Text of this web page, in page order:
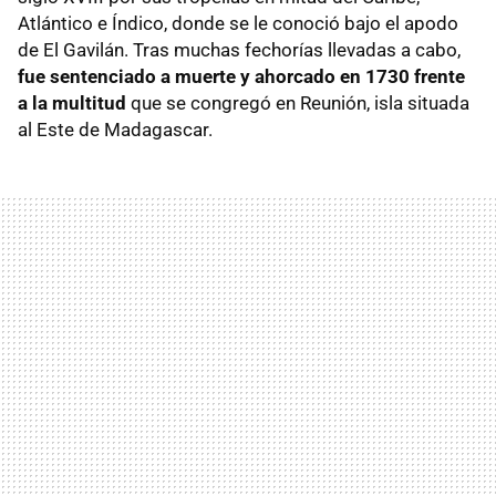
Atlántico e Índico, donde se le conoció bajo el apodo
de El Gavilán. Tras muchas fechorías llevadas a cabo,
fue sentenciado a muerte y ahorcado en 1730 frente
a la multitud que se congregó en Reunión, isla situada
al Este de Madagascar.